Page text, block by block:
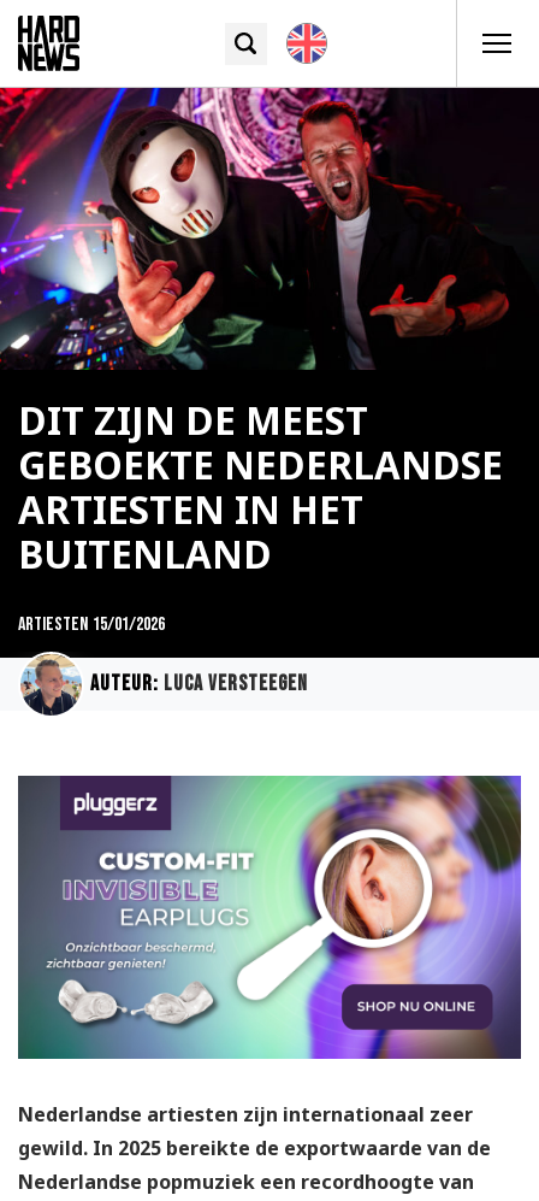
DIT ZIJN DE MEEST
GEBOEKTE NEDERLANDSE
ARTIESTEN IN HET
BUITENLAND
Artiesten 15/01/2026
Auteur: Luca Versteegen
Nederlandse artiesten zijn internationaal zeer
gewild. In 2025 bereikte de exportwaarde van de
Nederlandse popmuziek een recordhoogte van